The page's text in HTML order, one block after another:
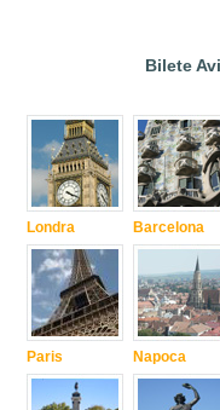
Bilete
Londra
Paris
Barcelona
Napoca